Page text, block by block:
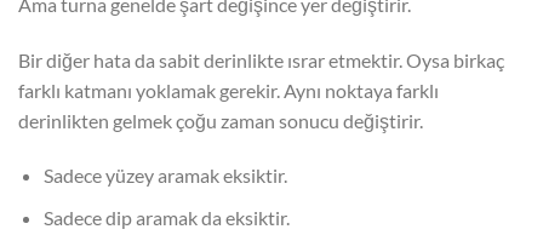
Bir diğer hata da sabit derinlikte ısrar etmektir. Oysa birkaç
farklı katmanı yoklamak gerekir. Aynı noktaya farklı
derinlikten gelmek çoğu zaman sonucu değiştirir.
Sadece yüzey aramak eksiktir.
Sadece dip aramak da eksiktir.